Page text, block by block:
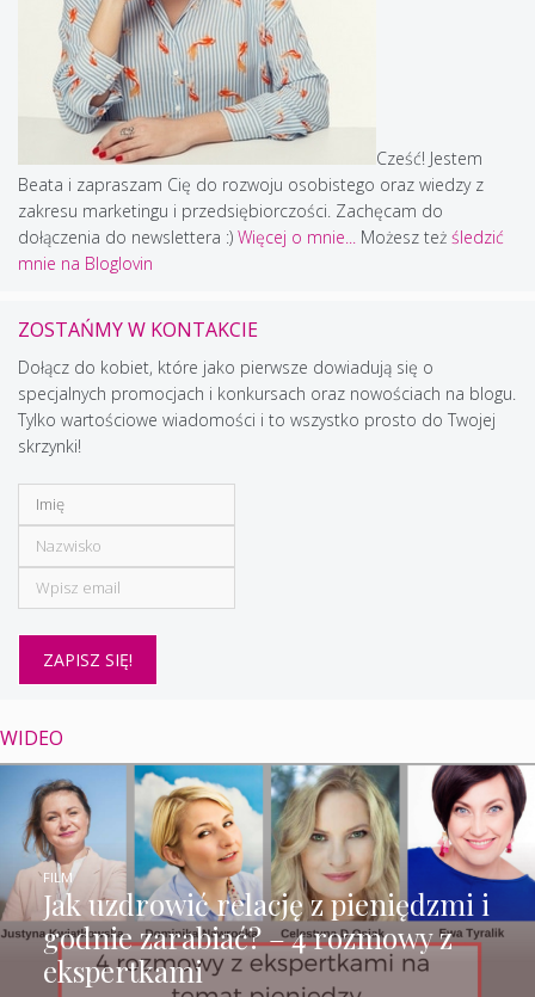
Cześć! Jestem
Beata i zapraszam Cię do rozwoju osobistego oraz wiedzy z
zakresu marketingu i przedsiębiorczości. Zachęcam do
dołączenia do newslettera :) Więcej o mnie... Możesz też śledzić
mnie na Bloglovin
ZOSTAŃMY W KONTAKCIE
Dołącz do kobiet, które jako pierwsze dowiadują się o
specjalnych promocjach i konkursach oraz nowościach na blogu.
Tylko wartościowe wiadomości i to wszystko prosto do Twojej
skrzynki!
WIDEO
Jak uzdrowić relację z pieniędzmi i
godnie zarabiać? – 4 rozmowy z
ekspertkami
FILM